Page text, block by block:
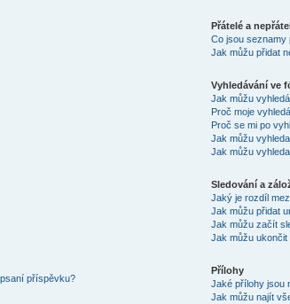
příspěvku?
Přátelé a
Co jsou seznamy
Jak můžu přidat
Vyhledávání ve
Jak můžu
Proč moje
Proč se mi po
Jak můžu
Jak můžu
Sledování a
Jaký je rozdíl
Jak můžu přidat
Jak můžu začít
Jak můžu ukončit
Přílohy
Jaké přílohy jsou
Jak můžu najít